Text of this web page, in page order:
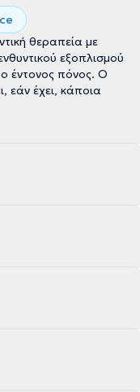
θεραπεία με
εξοπλισμού
έντονος πόνος. Ο
εάν έχει, κάποια